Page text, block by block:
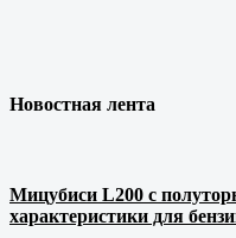
Новостная лента
Мицубиси L200 с
характеристики для